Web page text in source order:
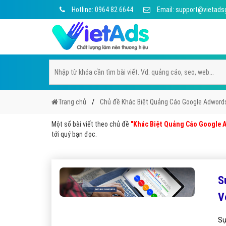
Hotline: 0964 82 6644 Email:
Trang chủ Chủ đề Khác Biệt Quảng Cáo Google
Một số bài viết theo chủ đề "Khác Biệt Quảng Cáo Google
tới quý bạn đọc.